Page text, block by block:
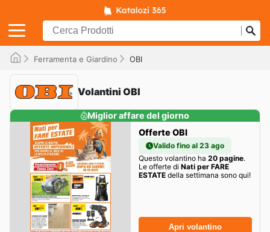
Ferramenta e Giardino OBI
Volantini OBI
Miglior affare del giorno
Offerte OBI
Valido fino al 23 ago
Questo volantino ha 20 pagine.
Le offerte di Nati per FARE
ESTATEdella settimana sono qui!
Apri volantino